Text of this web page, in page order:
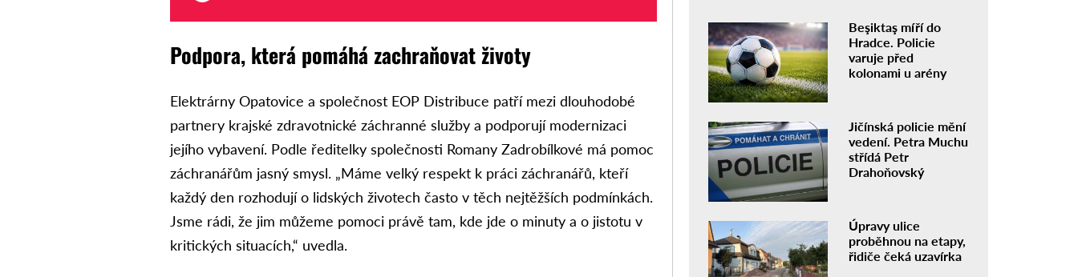
Podpora, která pomáhá zachraňovat životy
Elektrárny Opatovice a společnost EOP Distribuce patří mezi dlouhodobé
partnery krajské zdravotnické záchranné služby a podporují modernizaci
jejího vybavení. Podle ředitelky společnosti Romany Zadrobílkové má pomoc
záchranářům jasný smysl. „Máme velký respekt k práci záchranářů, kteří
každý den rozhodují o lidských životech často v těch nejtěžších podmínkách.
Jsme rádi, že jim můžeme pomoci právě tam, kde jde o minuty a o jistotu v
kritických situacích,“ uvedla.
Beşiktaş míří do
Hradce. Policie
varuje před
kolonami u arény
Jičínská policie mění
vedení. Petra Muchu
střídá Petr
Drahoňovský
Úpravy ulice
proběhnou na etapy,
řidiče čeká uzavírka